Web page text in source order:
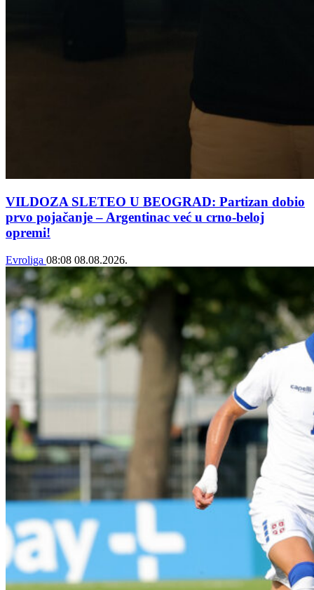
VILDOZA SLETEO U BEOGRAD: Partizan dobio
prvo pojačanje – Argentinac već u crno-beloj
opremi!
Evroliga 08:08 08.08.2026.